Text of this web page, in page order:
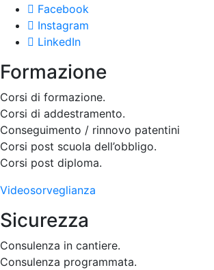
Facebook
Instagram
LinkedIn
Formazione
Corsi di formazione.
Corsi di addestramento.
Conseguimento / rinnovo patentini
Corsi post scuola dell’obbligo.
Corsi post diploma.
Videosorveglianza
Sicurezza
Consulenza in cantiere.
Consulenza programmata.